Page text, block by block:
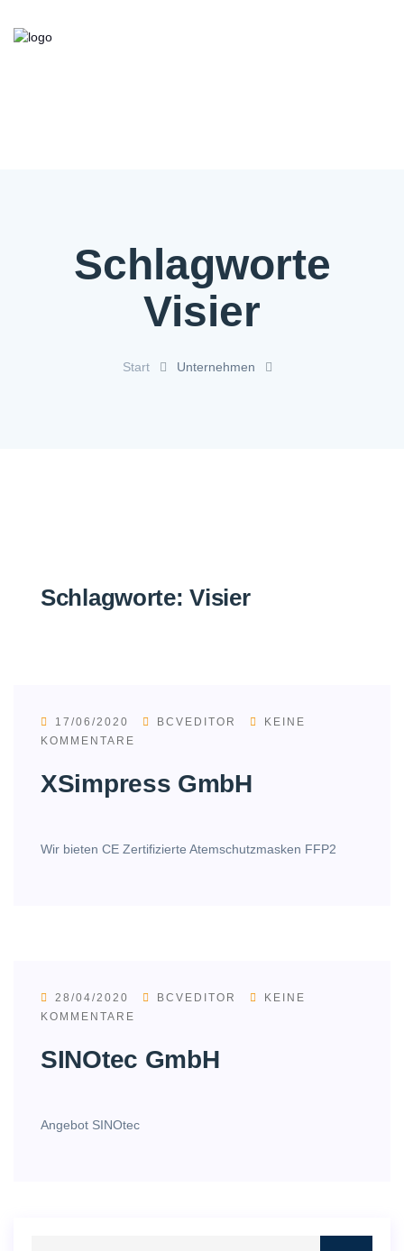
Schlagworte
Visier
Start Unternehmen
Schlagworte:Visier
17/06/2020 BCVEDITOR
KEINE
KOMMENTARE
XSimpress GmbH
Wir bieten CE Zertifizierte Atemschutzmasken FFP2
28/04/2020 BCVEDITOR
KEINE
KOMMENTARE
SINOtec GmbH
Angebot SINOtec